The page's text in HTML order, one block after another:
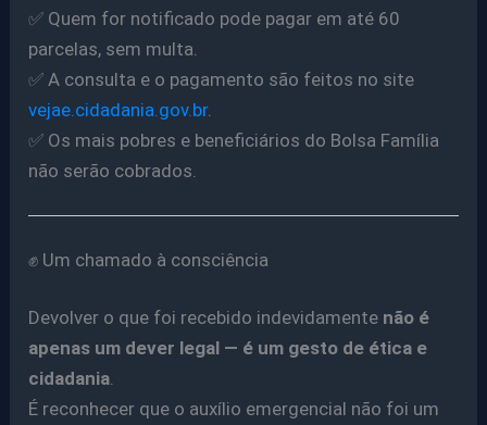
✅ Quem for notificado pode pagar em até 60
parcelas, sem multa.
✅ A consulta e o pagamento são feitos no site
vejae.cidadania.gov.br.
✅ Os mais pobres e beneficiários do Bolsa Família
não serão cobrados.
✊ Um chamado à consciência
Devolver o que foi recebido indevidamente não é
apenas um dever legal — é um gesto de ética e
cidadania.
É reconhecer que o auxílio emergencial não foi um